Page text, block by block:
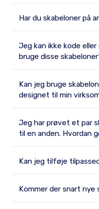
Har du skabeloner på
Jeg kan ikke kode
bruge disse
Kan jeg bruge
designet til min
Jeg har prøvet et par
til en anden. Hvordan
Kan jeg tilføje
Kommer der snart nye